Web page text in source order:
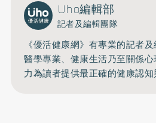
Uho編輯部
記者及編輯團隊
《優活健康網》有專業的記者
醫學專業、健康生活乃至關係
力為讀者提供最正確的健康認知